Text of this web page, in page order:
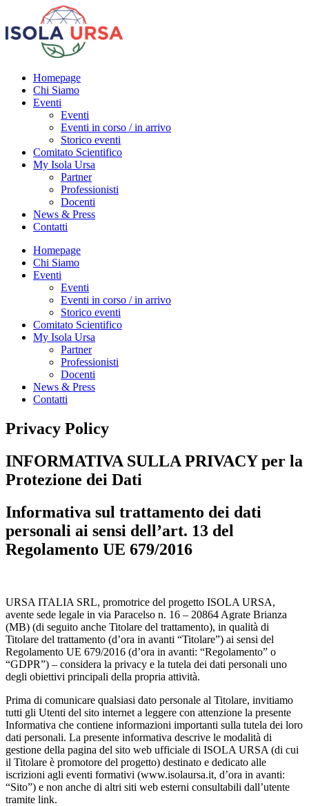
Homepage
Chi Siamo
Eventi
Eventi
Eventi in corso / in arrivo
Storico eventi
Comitato Scientifico
My Isola Ursa
Partner
Professionisti
Docenti
News & Press
Contatti
Homepage
Chi Siamo
Eventi
Eventi
Eventi in corso / in arrivo
Storico eventi
Comitato Scientifico
My Isola Ursa
Partner
Professionisti
Docenti
News & Press
Contatti
Privacy Policy
INFORMATIVA SULLA PRIVACYper la
Protezione dei Dati
Informativa sul trattamento dei dati
personali ai sensi dell’art. 13 del
Regolamento UE 679/2016
URSA ITALIA SRL, promotrice del progetto ISOLA URSA,
avente sede legale in via Paracelso n. 16 – 20864 Agrate Brianza
(MB) (di seguito anche Titolare del trattamento), in qualità di
Titolare del trattamento (d’ora in avanti “Titolare”) ai sensi del
Regolamento UE 679/2016 (d’ora in avanti: “Regolamento” o
“GDPR”) – considera la privacy e la tutela dei dati personali uno
degli obiettivi principali della propria attività.
Prima di comunicare qualsiasi dato personale al Titolare, invitiamo
tutti gli Utenti del sito internet a leggere con attenzione la presente
Informativa che contiene informazioni importanti sulla tutela dei loro
dati personali. La presente informativa descrive le modalità di
gestione della pagina del sito web ufficiale di ISOLA URSA (di cui
il Titolare è promotore del progetto) destinato e dedicato alle
iscrizioni agli eventi formativi (www.isolaursa.it, d’ora in avanti:
“Sito”) e non anche di altri siti web esterni consultabili dall’utente
tramite link.